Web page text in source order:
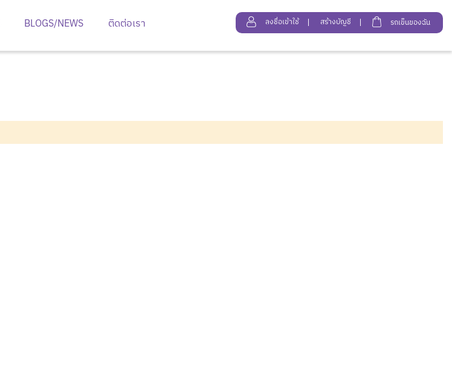
BLOGS/NEWS ติดต่อเรา ลงชื่อเข้าใช้ สร้างบัญชี รถเข็นของฉัน